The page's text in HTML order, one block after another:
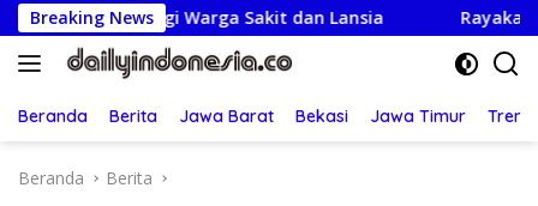
Langsung
ke
konten
Breaking News
Warga Sakit dan Lansia Rayakan HUT ke-
Beranda Berita Jawa Barat Bekasi Jawa Timur
Beranda Berita